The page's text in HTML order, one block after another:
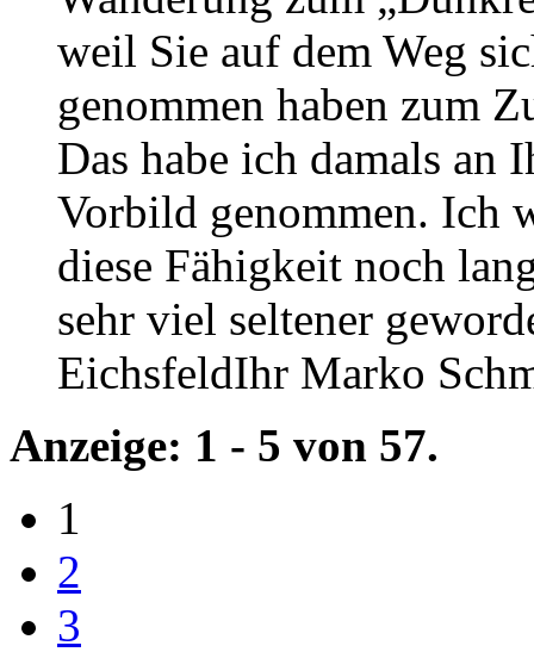
weil Sie auf dem Weg
genommen haben zum
Das habe ich damals an
Vorbild genommen. Ich
diese Fähigkeit noch
sehr viel seltener
EichsfeldIhr Marko
Anzeige: 1 - 5 von 57.
1
2
3